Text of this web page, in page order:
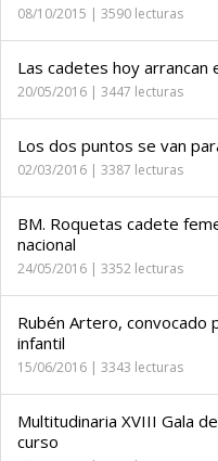
08/10/2015 | 3590 lecturas
Las cadetes hoy arrancan
20/05/2016 | 3447 lecturas
Los dos puntos se van
02/03/2016 | 3387 lecturas
BM. Roquetas cadete
nacional
24/05/2016 | 3352 lecturas
Rubén Artero, convocado
infantil
15/06/2016 | 3343 lecturas
Multitudinaria XVIII Gala
curso